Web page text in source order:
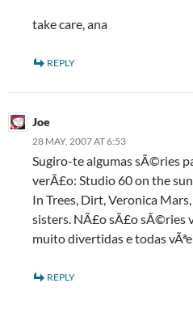
take care, ana
REPLY
Joe
28 MAY, 2007 AT 6:53
Sugiro-te algumas sÃ©ries
verÃ£o: Studio 60 on the
In Trees, Dirt, Veronica
sisters. NÃ£o sÃ£o sÃ©ries
muito divertidas e todas
REPLY